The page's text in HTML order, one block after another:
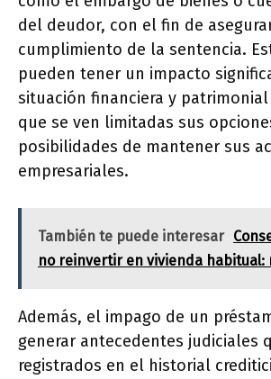
del deudor, con el fin de
cumplimiento de la sentencia.
pueden tener un impacto
situación financiera y
que se ven limitadas sus
posibilidades de mantener sus
empresariales.
También te puede interesar
no reinvertir en vivienda habitual:
Además, el impago de un
generar antecedentes judiciales
registrados en el historial